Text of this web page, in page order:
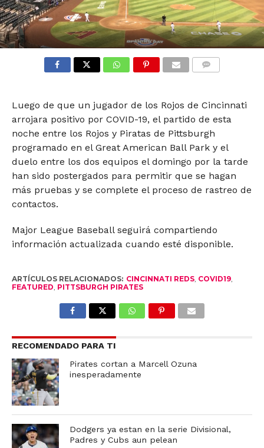
Luego de que un jugador de los Rojos de Cincinnati
arrojara positivo por COVID-19, el partido de esta
noche entre los Rojos y Piratas de Pittsburgh
programado en el Great American Ball Park y el
duelo entre los dos equipos el domingo por la tarde
han sido postergados para permitir que se hagan
más pruebas y se complete el proceso de rastreo de
contactos.
Major League Baseball seguirá compartiendo
información actualizada cuando esté disponible.
ARTÍCULOS RELACIONADOS: CINCINNATI REDS, COVID19,
FEATURED PITTSBURGH PIRATES
RECOMENDADO PARA TI
Pirates cortan a Marcell Ozuna
inesperadamente
Dodgers ya estan en la serie Divisional,
Padres y Cubs aun pelean